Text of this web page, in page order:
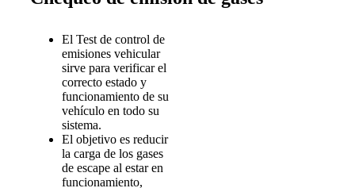
El Test de control de
emisiones vehicular
sirve para verificar el
correcto estado y
funcionamiento de su
vehículo en todo su
sistema.
El objetivo es reducir
la carga de los gases
de escape al estar en
funcionamiento,